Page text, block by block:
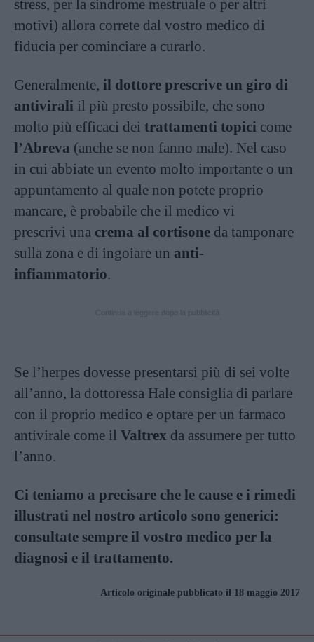
stress, per la sindrome mestruale o per altri
motivi) allora correte dal vostro medico di
fiducia per cominciare a curarlo.
Generalmente, il dottore prescrive un giro di
antivirali il più presto possibile, che sono
molto più efficaci dei trattamenti topici come
l’Abreva (anche se non fanno male). Nel caso
in cui abbiate un evento molto importante o un
appuntamento al quale non potete proprio
mancare, è probabile che il medico vi
prescrivi una crema al cortisone da tamponare
sulla zona e di ingoiare un anti-
infiammatorio.
Se l’herpes dovesse presentarsi più di sei volte
all’anno, la dottoressa Hale consiglia di parlare
con il proprio medico e optare per un farmaco
antivirale come il Valtrex da assumere per tutto
l’anno.
Ci teniamo a precisare che le cause e i rimedi
illustrati nel nostro articolo sono generici:
consultate sempre il vostro medico per la
diagnosi e il trattamento.
Articolo originale pubblicato il 18 maggio 2017